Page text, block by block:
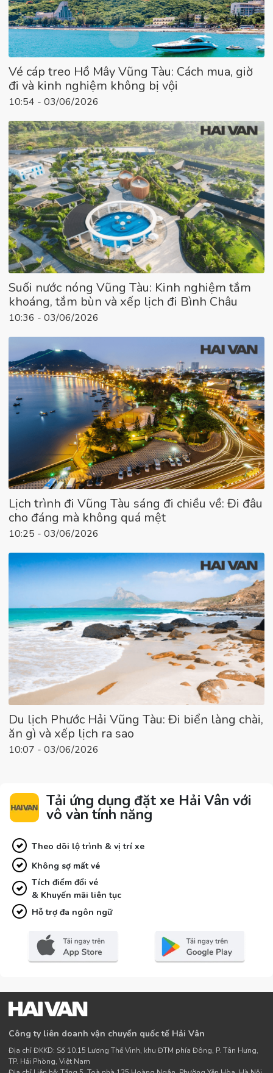
Vé cáp treo Hồ Mây Vũng Tàu: Cách mua, giờ
đi và kinh nghiệm không bị vội
10:54 - 03/06/2026
Suối nước nóng Vũng Tàu: Kinh nghiệm tắm
khoáng, tắm bùn và xếp lịch đi Bình Châu
10:36 - 03/06/2026
Lịch trình đi Vũng Tàu sáng đi chiều về: Đi đâu
cho đáng mà không quá mệt
10:25 - 03/06/2026
Du lịch Phước Hải Vũng Tàu: Đi biển làng chài,
ăn gì và xếp lịch ra sao
10:07 - 03/06/2026
Tải ứng dụng đặt xe Hải Vân với
vô vàn tính năng
Theo dõi lộ trình & vị trí xe
Không sợ mất vé
Tích điểm đổi vé
& Khuyến mãi liên tục
Hỗ trợ đa ngôn ngữ
Công ty liên doanh vận chuyển quốc tế Hải Vân
Địa chỉ ĐKKD: Số 10.15 Lương Thế Vinh, khu ĐTM phía Đông, P. Tân Hưng,
TP. Hải Phòng, Việt Nam